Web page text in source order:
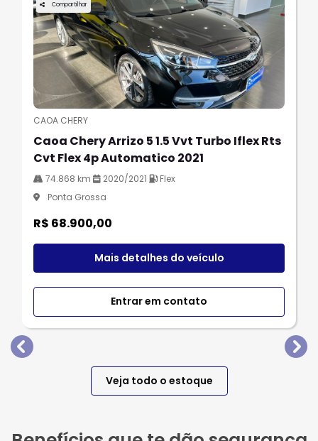
Compartilhar
CAOA CHERY
Caoa Chery Arrizo 5 1.5 Vvt Turbo Iflex Rts
Cvt Flex 4p Automatico 2021
74.868 km 2020/2021
Flex
Ponta Grossa
R$ 68.900,00
Mais detalhes do veículo
Entrar em contato
templates.template-
Veja todo o estoque